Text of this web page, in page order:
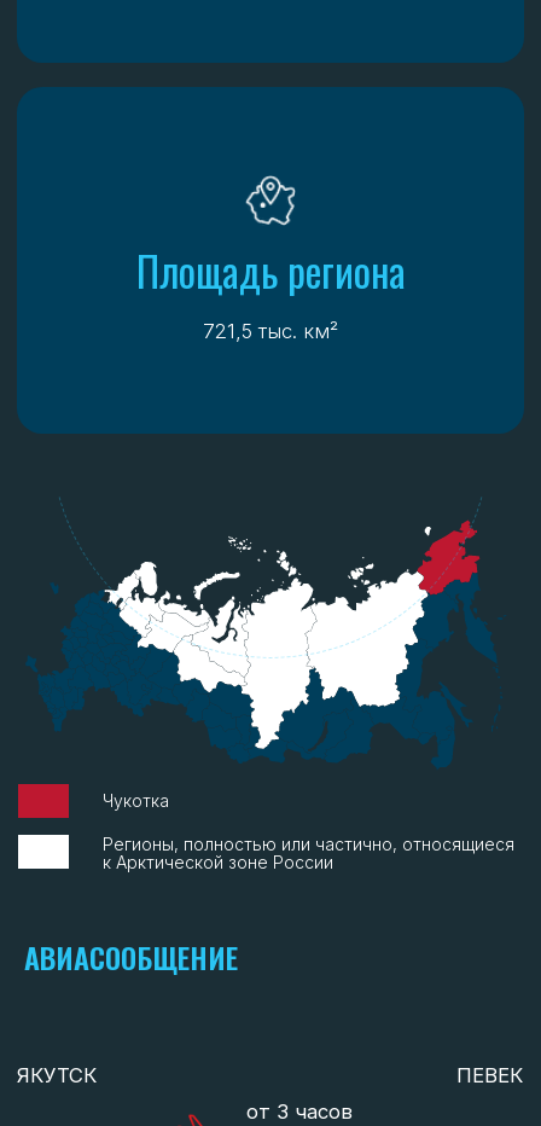
АВИАСООБЩЕНИЕ
ХАБАРОВСК
от 5 часов 15 минут
от 11 часов 10 минут
Близость к полярным широтам делает климат
Чукотки суровым, практически экстремальным.
Среднегодовая температура на Чукотке
отрицательная. На юге она составляет в среднем
-4 °C, на севере -12 °C. Обычная температура для
января составляет от -15 до -39 °C, для июля – от
+5 до +10 °C.